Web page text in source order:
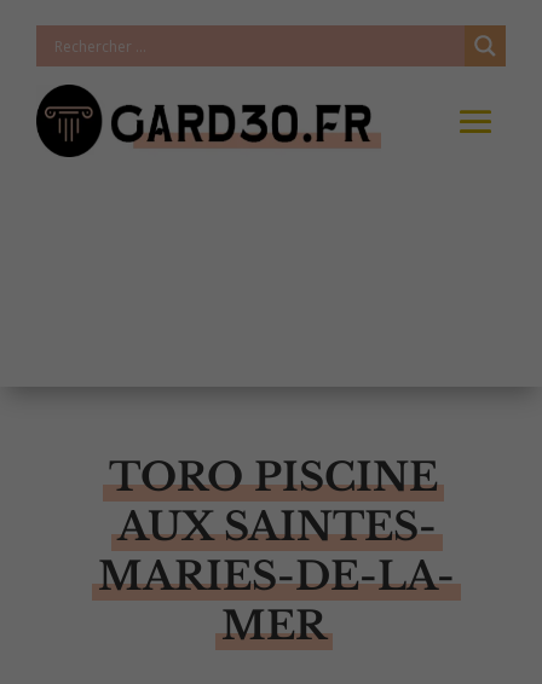
TORO PISCINE
AUX SAINTES-
MARIES-DE-LA-
MER